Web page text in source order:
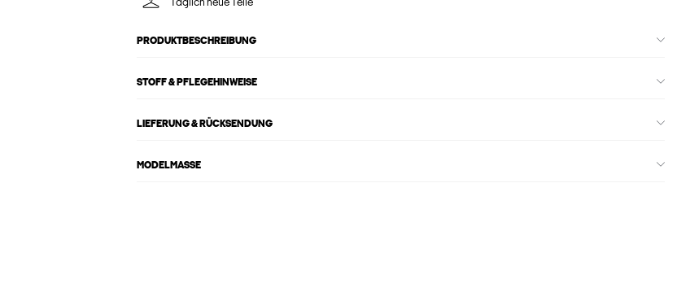
Täglich neue Teile
PRODUKTBESCHREIBUNG
STOFF & PFLEGEHINWEISE
LIEFERUNG & RÜCKSENDUNG
MODELMASSE